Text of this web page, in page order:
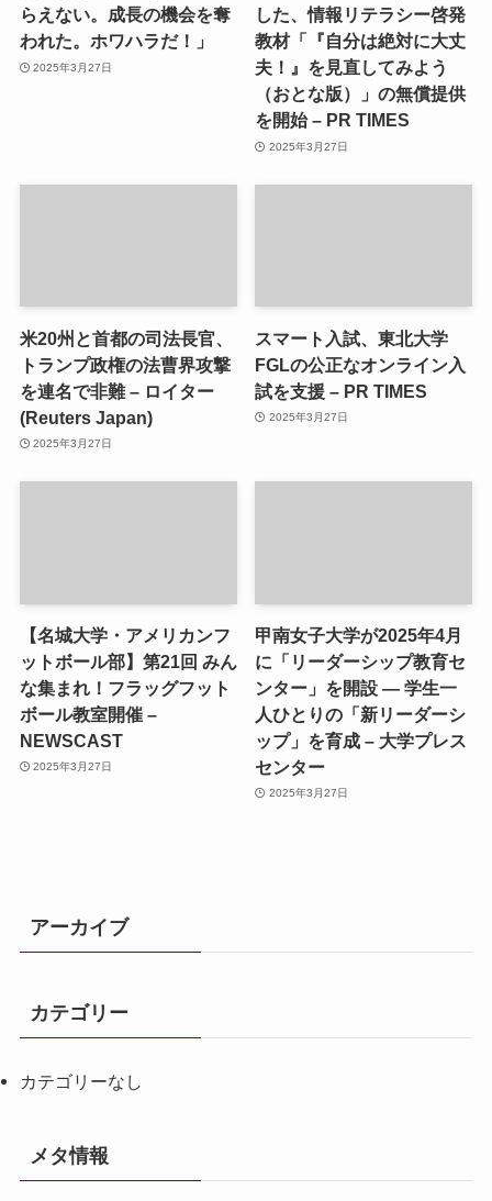
らえない。成長の機会を奪
われた。ホワハラだ！」
2025年3月27日
した、情報リテラシー啓発
教材「『自分は絶対に大丈
夫！』を見直してみよう
（おとな版）」の無償提供
を開始 – PR TIMES
2025年3月27日
米20州と首都の司法長官、
トランプ政権の法曹界攻撃
を連名で非難 – ロイター
(Reuters Japan)
2025年3月27日
スマート入試、東北大学
FGLの公正なオンライン入
試を支援 – PR TIMES
2025年3月27日
【名城大学・アメリカンフ
ットボール部】第21回 みん
な集まれ！フラッグフット
ボール教室開催 –
NEWSCAST
2025年3月27日
甲南女子大学が2025年4月
に「リーダーシップ教育セ
ンター」を開設 ― 学生一
人ひとりの「新リーダーシ
ップ」を育成 – 大学プレス
センター
2025年3月27日
アーカイブ
カテゴリー
カテゴリーなし
メタ情報